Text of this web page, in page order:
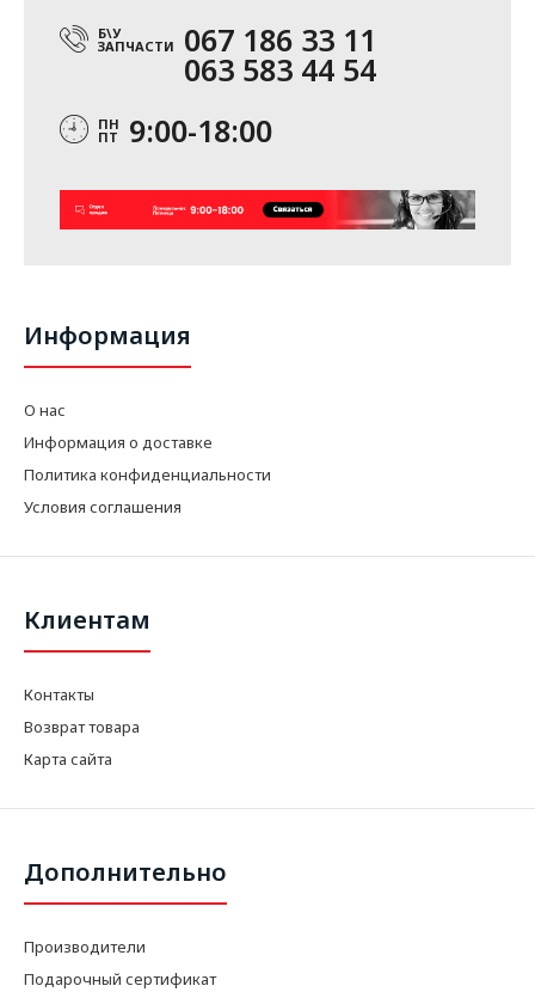
Б\У
ЗАПЧАСТИ 067 186 33 11
063 583 44 54
ПН
ПТ 9:00-18:00
Информация
О нас
Информация о доставке
Политика конфиденциальности
Условия соглашения
Клиентам
Контакты
Возврат товара
Карта сайта
Дополнительно
Производители
Подарочный сертификат